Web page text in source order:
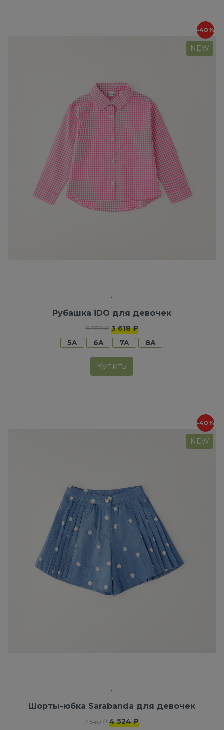
-40%
NEW
Рубашка iDO для девочек
6 030 ₽ 3 618 ₽
5A
6A 7A 8A
Купить
-40%
NEW
Шорты-юбка Sarabanda для девочек
7 540 ₽ 4 524 ₽